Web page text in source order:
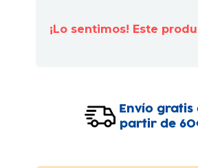
¡Lo sentimos! Este
Envío gratis
partir de